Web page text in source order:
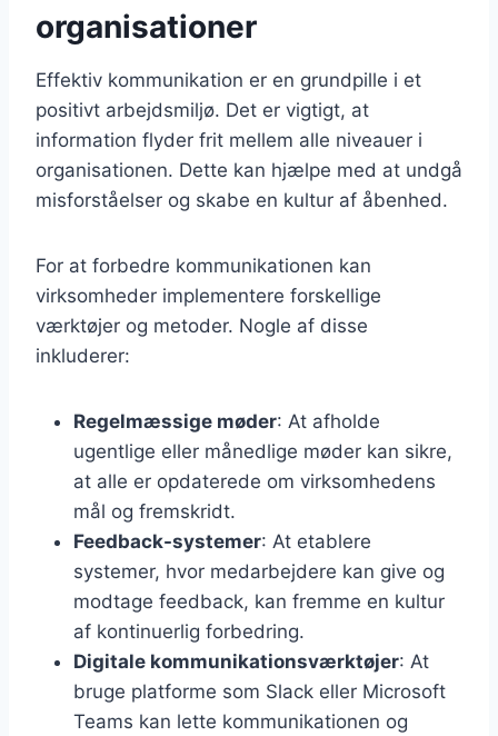
organisationer
Effektiv kommunikation er en grundpille i et
positivt arbejdsmiljø. Det er vigtigt, at
information flyder frit mellem alle niveauer i
organisationen. Dette kan hjælpe med at undgå
misforståelser og skabe en kultur af åbenhed.
For at forbedre kommunikationen kan
virksomheder implementere forskellige
værktøjer og metoder. Nogle af disse
inkluderer:
Regelmæssige møder: At afholde
ugentlige eller månedlige møder kan sikre,
at alle er opdaterede om virksomhedens
mål og fremskridt.
Feedback-systemer: At etablere
systemer, hvor medarbejdere kan give og
modtage feedback, kan fremme en kultur
af kontinuerlig forbedring.
Digitale kommunikationsværktøjer: At
bruge platforme som Slack eller Microsoft
Teams kan lette kommunikationen og